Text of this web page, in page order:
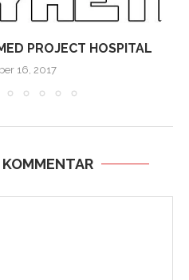
PROJECT HOSPITAL
16, 2017